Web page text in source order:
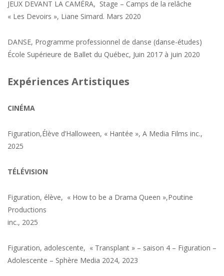
JEUX DEVANT LA CAMÉRA, Stage – Camps de la relâche
« Les Devoirs », Liane Simard. Mars 2020
DANSE, Programme professionnel de danse (danse-études)
École Supérieure de Ballet du Québec, Juin 2017 à juin 2020
Expériences Artistiques
CINÉMA
Figuration,Élève d’Halloween, « Hantée », A Media Films inc.,
2025
TÉLÉVISION
Figuration, élève, « How to be a Drama Queen »,Poutine
Productions
inc., 2025
Figuration, adolescente, « Transplant » – saison 4 – Figuration –
Adolescente – Sphère Media 2024, 2023